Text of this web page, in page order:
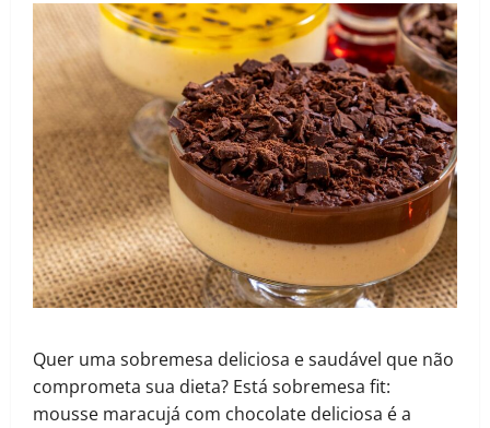
Quer uma sobremesa deliciosa e saudável que não
comprometa sua dieta? Está sobremesa fit:
mousse maracujá com chocolate deliciosa é a